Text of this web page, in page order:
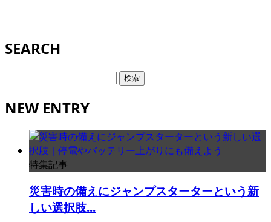
SEARCH
検
NEW ENTRY
特集記事
災害時の備えにジャンプスターターという新
しい選択肢...